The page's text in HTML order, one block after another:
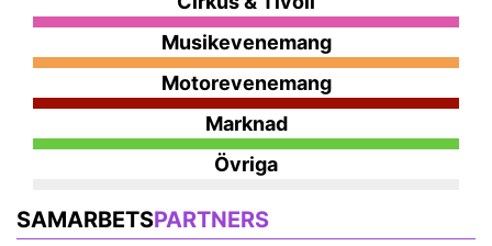
Musikevenemang
Motorevenemang
Marknad
Övriga
SAMARBETSPARTNERS